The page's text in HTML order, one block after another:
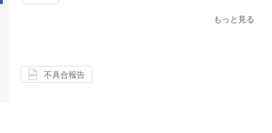
もっと見る
不具合報告